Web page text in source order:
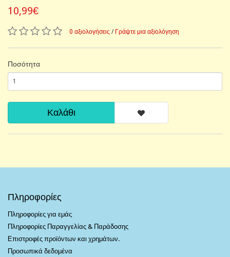
10,99€
0 αξιολογήσεις / Γράψτε μια αξιολόγηση
Ποσότητα
Καλάθι
Πληροφορίες
Πληροφορίες για εμάς
Πληροφορίες Παραγγελίας & Παράδοσης
Επιστροφές προϊόντων και χρημάτων.
Προσωπικά δεδομένα